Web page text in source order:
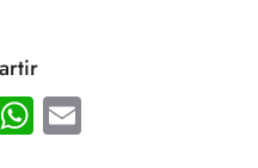
WhatsApp